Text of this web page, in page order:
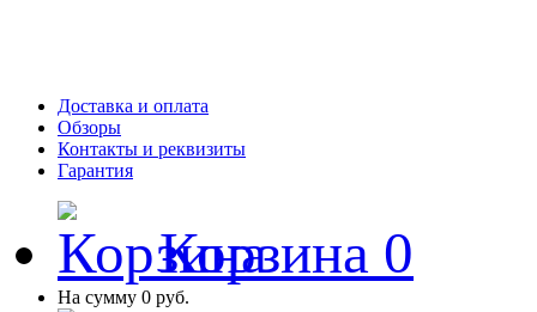
Доставка и оплата
Обзоры
Контакты и реквизиты
Гарантия
Корзина 0
На сумму 0 руб.